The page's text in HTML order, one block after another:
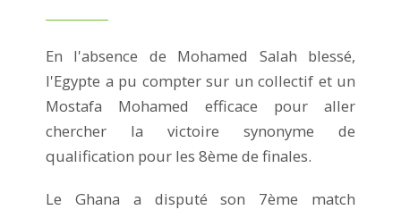
En l'absence de Mohamed Salah blessé,
l'Egypte a pu compter sur un collectif et un
Mostafa Mohamed efficace pour aller
chercher la victoire synonyme de
qualification pour les 8ème de finales.
Le Ghana a disputé son 7ème match